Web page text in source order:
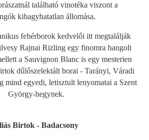
található vinotéka viszont a
kihagyhatatlan állomása.
fehérborok kedvelői itt megtalálják
Rajnai Rizling egy finomra hangolt
a Sauvignon Blanc is egy mesterien
dűlőszelektált borai - Tarányi, Váradi
mind egyedi, letisztult lenyomatai a Szent
György-hegynek.
Birtok - Badacsony